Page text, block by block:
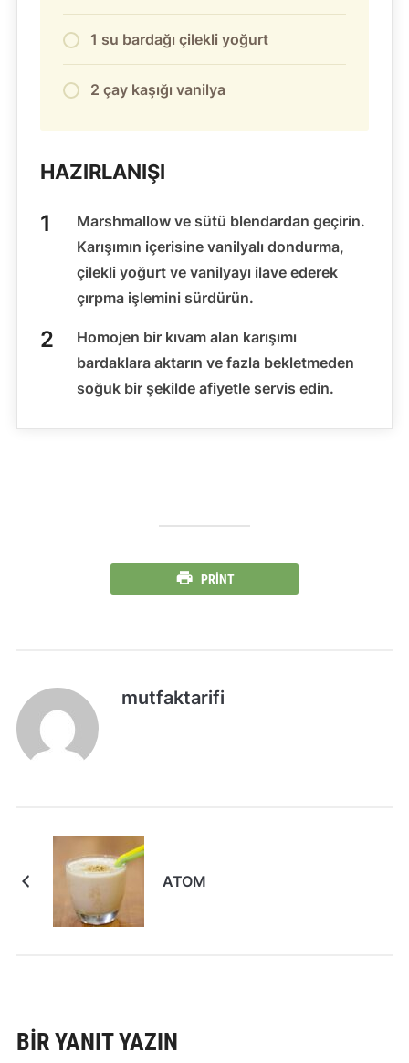
1 su bardağı çilekli yoğurt
2 çay kaşığı vanilya
HAZIRLANIŞI
Marshmallow ve sütü blendardan geçirin.
Karışımın içerisine vanilyalı dondurma,
çilekli yoğurt ve vanilyayı ilave ederek
çırpma işlemini sürdürün.
Homojen bir kıvam alan karışımı
bardaklara aktarın ve fazla bekletmeden
soğuk bir şekilde afiyetle servis edin.
PRINT
mutfaktarifi
ATOM
BIR YANIT YAZIN